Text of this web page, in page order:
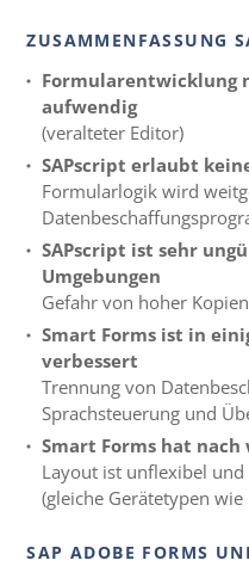
ZUSAMMENFASSUNG
Formularentwicklung
aufwendig
(veralteter Editor)
SAPscript erlaubt
Formularlogik wird
SAPscript ist sehr
Umgebungen
Gefahr von hoher
Smart Forms ist in
verbessert
Trennung von
Sprachsteuerung und
Smart Forms hat nach
Layout ist unflexibel
(gleiche Gerätetypen wie
SAP ADOBE FORMS